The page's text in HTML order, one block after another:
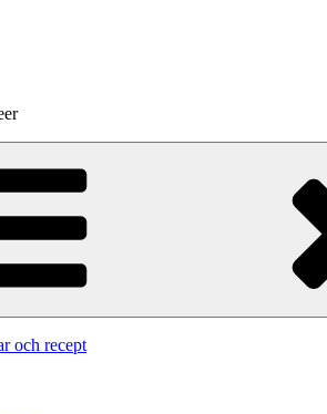
och recept